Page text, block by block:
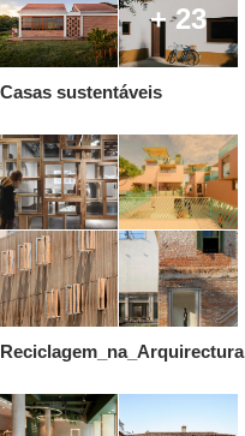
+ 23
Casas sustentáveis
Reciclagem_na_Arquirectura